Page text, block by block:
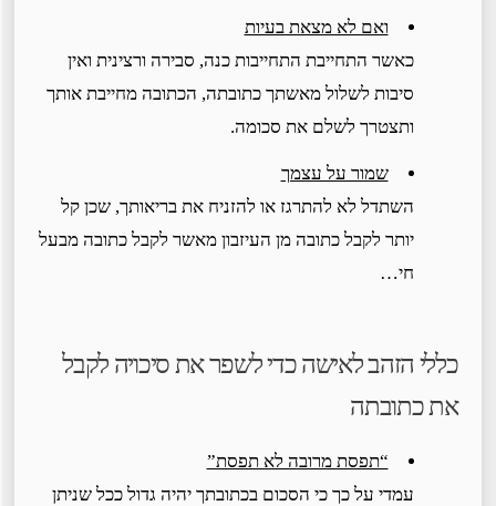
ואם לא מצאת בעיות
כאשר התחייבת התחייבות כנה, סבירה ורצינית ואין
סיבות לשלול מאשתך כתובתה, הכתובה מחייבת אותך
ותצטרך לשלם את סכומה.
שמור על עצמך
השתדל לא להתרגז או להזניח את בריאותך, שכן קל
יותר לקבל כתובה מן העיזבון מאשר לקבל כתובה מבעל
חי…
כללי הזהב לאישה כדי לשפר את סיכויה לקבל
את כתובתה
“תפסת מרובה לא תפסת”
עמדי על כך כי הסכום בכתובתך יהיה גדול ככל שניתן